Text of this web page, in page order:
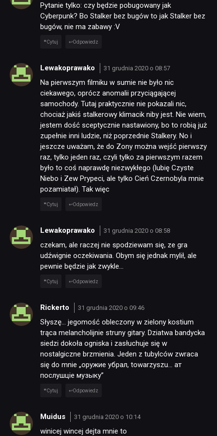
Pytanie tylko: czy będzie pobugowany jak
Cyberpunk? Bo Stalker bez bugów to jak Stalker bez
bugów, nie ma zabawy :V
Cytuj Odpowiedz
Lewakoprawako 31 grudnia 2020 o 08:57
Na pierwszym filmiku w sumie nie było nic
ciekawego, oprócz anomalii przyciągającej
samochody. Tutaj praktycznie nie pokazali nic,
chociaż jakiś stalkerowy klimacik niby jest. Nie wiem,
jestem dość sceptycznie nastawiony, bo to robią już
zupełnie inni ludzie, niż poprzednie Stalkery. No i
jeszcze uważam, że do Zony można wejść pierwszy
raz, tylko jeden raz, czyli tylko za pierwszym razem
było to coś naprawdę niezwykłego (lubię Czyste
Niebo i Zew Prypeci, ale tylko Cień Czernobyla mnie
pozamiatał). Tak więc
Cytuj Odpowiedz
Lewakoprawako 31 grudnia 2020 o 08:58
czekam, ale raczej nie spodziewam się, ze gra
udźwignie oczekiwania. Obym się jednak mylił, ale
pewnie będzie jak zwykle…
Cytuj Odpowiedz
Rickerto 31 grudnia 2020 o 09:46
Słyszę… jegomość obleczony w zielony kostium
trąca melancholijnie struny gitary. Dziatwa bandycka
siedzi dokoła ogniska i zasłuchuje się w
nostalgiczne brzmienia. Jeden z tubylców zwraca
się do mnie „оружие убрал, towarzyszu… ат
послушціе музыку”
Cytuj Odpowiedz
Muidus 31 grudnia 2020 o 10:14
winicej wincej dejta mnie to